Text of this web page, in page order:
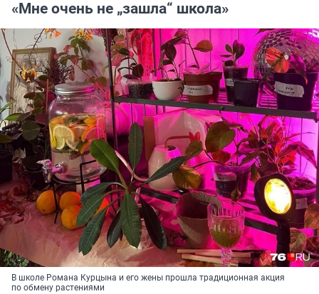
«Мне очень не „зашла“ школа»
В школе Романа Курцына и его жены прошла традиционная акция
по обмену растениями